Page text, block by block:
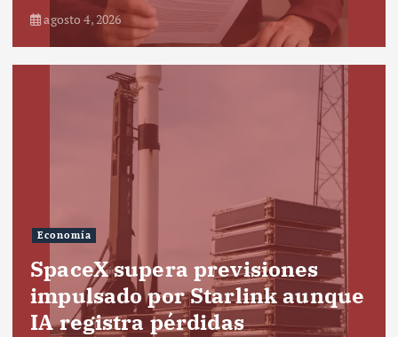
agosto 4, 2026
Economía
SpaceX supera previsiones
impulsado por Starlink aunque
IA registra pérdidas